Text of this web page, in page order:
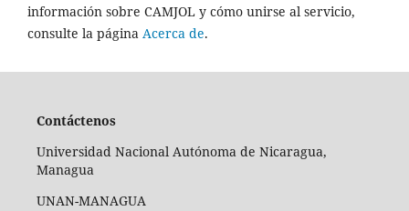
información sobre CAMJOL y cómo unirse al servicio,
consulte la página Acerca de.
Contáctenos
Universidad Nacional Autónoma de Nicaragua,
Managua
UNAN-MANAGUA